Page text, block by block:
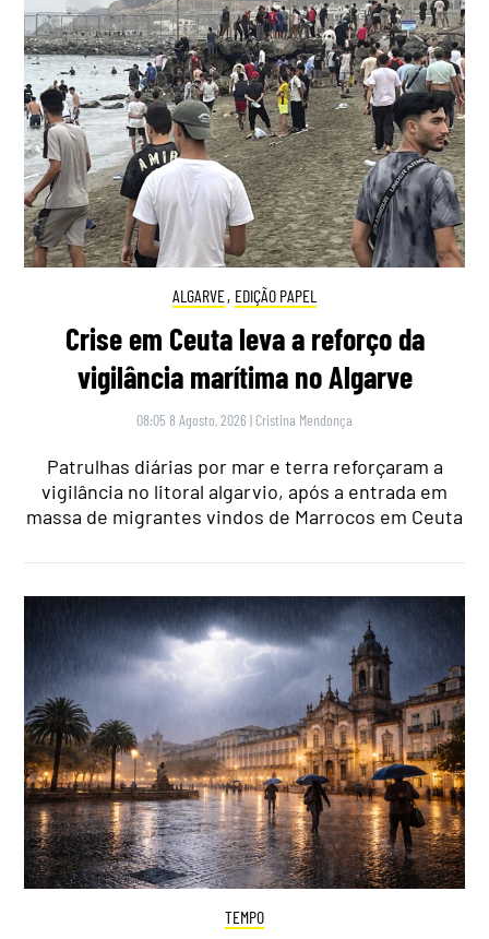
ALGARVE, EDIÇÃO PAPEL
Crise em Ceuta leva a reforço da
vigilância marítima no Algarve
08:05 8 Agosto, 2026 | Cristina Mendonça
Patrulhas diárias por mar e terra reforçaram a
vigilância no litoral algarvio, após a entrada em
massa de migrantes vindos de Marrocos em Ceuta
TEMPO